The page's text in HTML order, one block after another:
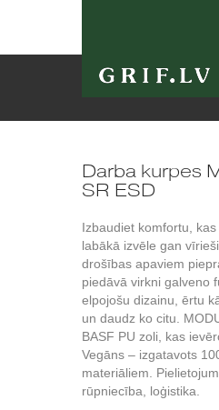
Darba kurpes
SR ESD
Izbaudiet komfortu,
labākā izvēle gan
drošības apaviem
piedāvā virkni galveno
elpojošu dizainu, ērtu
un daudz ko citu.
BASF PU zoli, kas
Vegāns – izgatavots
materiāliem.
rūpniecība, loģistika.